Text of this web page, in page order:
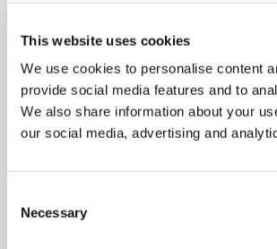
This website uses cookies
We use cookies to personalise content
provide social media features and to
We also share information about your
our social media, advertising and
Selection
Necessary
Vous avez des questions ?
Je reçois le message d'erreur « Nom
ou mot de passe incorrect » lorsque
me connecter à Street Smart.
Cela peut être dû à un ancien mot de passe
Maintenez la touche Maj de votre clavier
cliquez sur le bouton d'actualisation de